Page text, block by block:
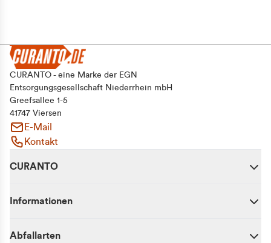
CURANTO - eine Marke der EGN
Entsorgungsgesellschaft Niederrhein mbH
Greefsallee 1-5
41747 Viersen
E-Mail
Kontakt
CURANTO
Informationen
Abfallarten